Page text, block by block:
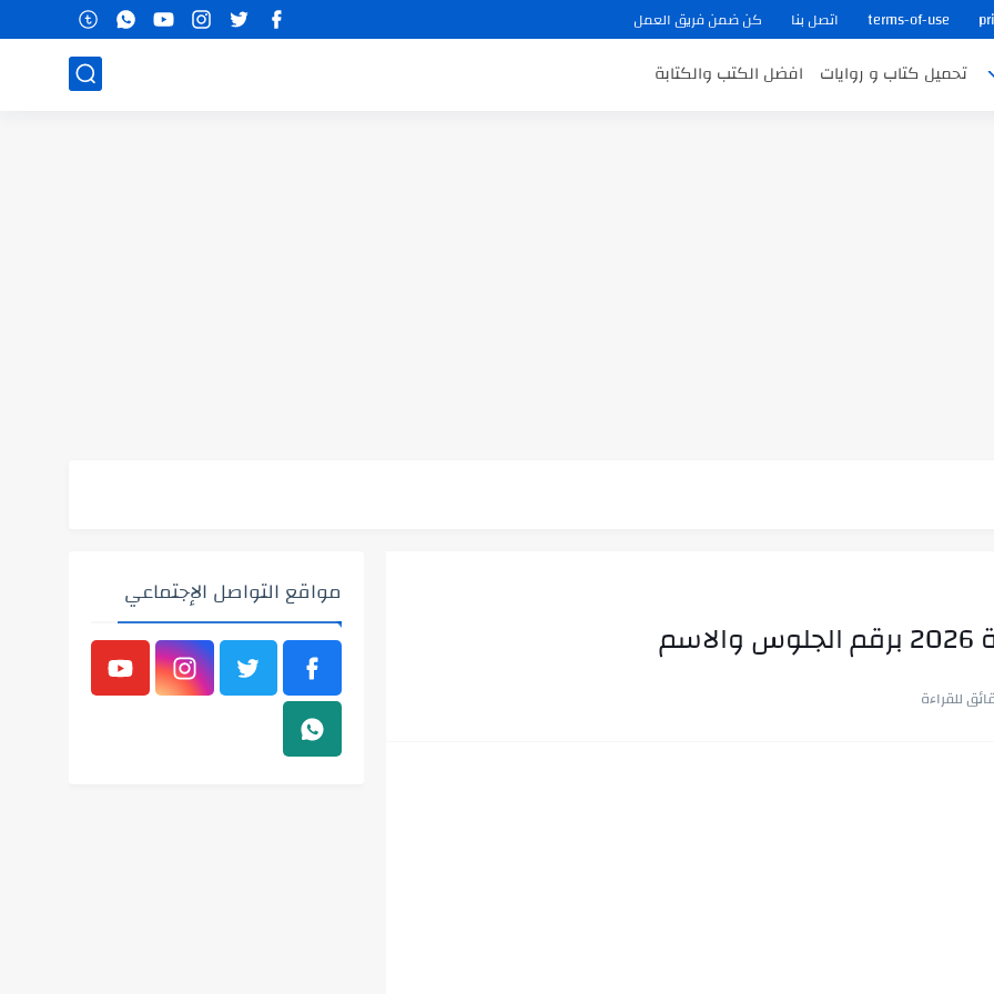
terms-of-use اتصل بنا كن ضمن فريق العمل
تحميل كتاب و روايات افضل الكتب والكتابة
مواقع التواصل الإجتماعي